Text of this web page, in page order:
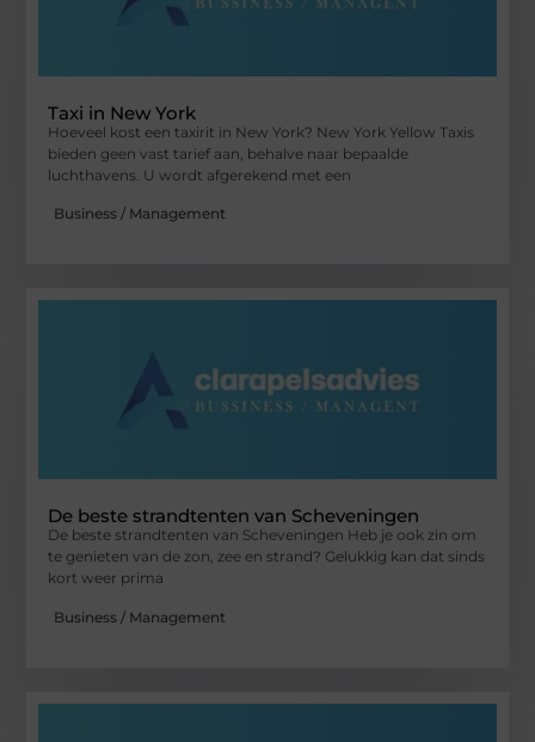
Taxi in New York
Hoeveel kost een taxirit in New York? New York Yellow Taxis
bieden geen vast tarief aan, behalve naar bepaalde
luchthavens. U wordt afgerekend met een
Business / Management
De beste strandtenten van Scheveningen
De beste strandtenten van Scheveningen Heb je ook zin om
te genieten van de zon, zee en strand? Gelukkig kan dat sinds
kort weer prima
Business / Management